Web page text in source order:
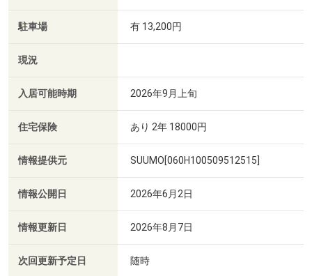
駐車場 有 13,200円
現況
入居可能時期 2026年9月上旬
住宅保険 あり 2年 18000円
情報提供元 SUUMO[060H100509512515]
情報公開日 2026年6月2日
情報更新日 2026年8月7日
次回更新予定日 随時